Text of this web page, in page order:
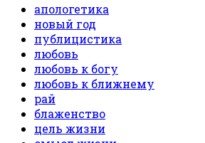
апологетика
новый год
публицистика
любовь
любовь к богу
любовь к ближнему
рай
блаженство
цель жизни